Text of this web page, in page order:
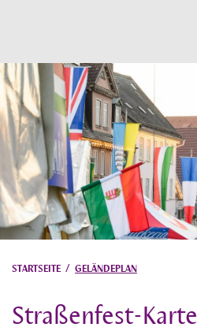
STARTSEITE/ GELÄNDEPLAN
Straßenfest-Karte